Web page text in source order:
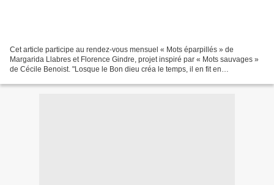
Cet article participe au rendez-vous mensuel « Mots éparpillés » de
Margarida Llabres et Florence Gindre, projet inspiré par « Mots sauvages »
de Cécile Benoist. "Losque le Bon dieu créa le temps, il en fit en